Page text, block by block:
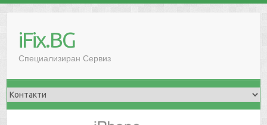
iFix.BG
Специализиран Сервиз